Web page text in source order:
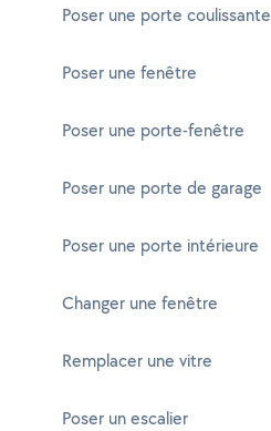
Poser une porte coulissante
Poser une fenêtre
Poser une porte-fenêtre
Poser une porte de garage
Poser une porte intérieure
Changer une fenêtre
Remplacer une vitre
Poser un escalier